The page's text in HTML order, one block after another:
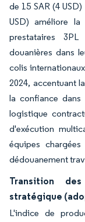
de 15 SAR (4
USD) améliore
prestataires
douanières dans
colis
2024, accentuant
la confiance dans
logistique
d'exécution
équipes
dédouanement
Transition
stratégique
L'indice de